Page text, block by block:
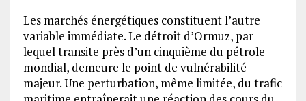
Les marchés énergétiques constituent l’autre
variable immédiate. Le détroit d’Ormuz, par
lequel transite près d’un cinquième du pétrole
mondial, demeure le point de vulnérabilité
majeur. Une perturbation, même limitée, du trafic